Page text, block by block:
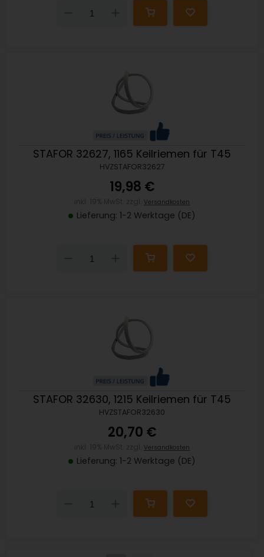
Down
STAFOR 32627, 1165 Keilriemen für T45
HVZSTAFOR32627
19,98 €
Versandkosten
Lieferung: 1-2 Werktage (DE)
Down
STAFOR 32630, 1215 Keilriemen für T45
HVZSTAFOR32630
20,70 €
Versandkosten
Lieferung: 1-2 Werktage (DE)
Down